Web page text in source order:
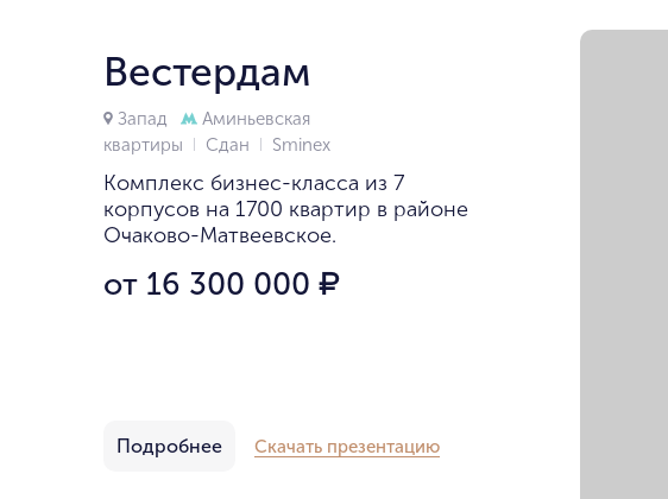
Вестердам
Запад
Аминьевская
квартиры
Сдан Smineх
Комплекс бизнес-класса из 7
корпусов на 1700 квартир в районе
Очаково-Матвеевское.
от 16 300 000 ₽
Подробнее Скачать презентацию